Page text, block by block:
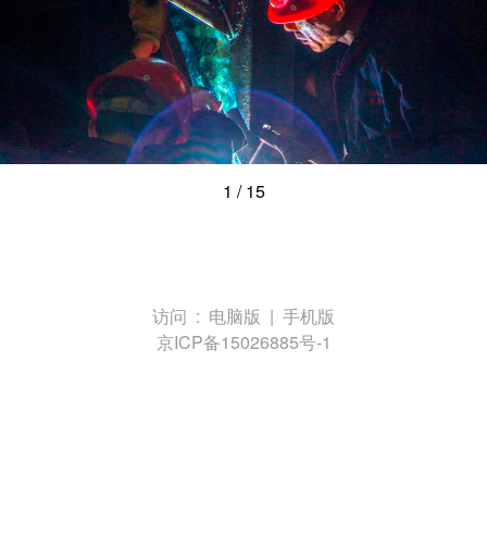
1 /15
访问 : 电脑版 | 手机版
京ICP备15026885号-1